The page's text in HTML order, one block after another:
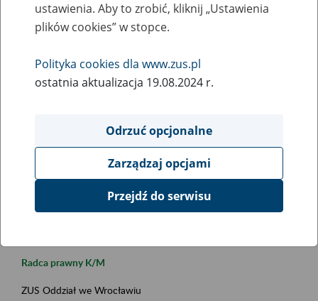
Data publikacji od
FILTRUJ
Radca prawny K/M
ZUS Oddział we Wrocławiu
ustawienia. Aby to zrobić, kliknij „Ustawienia
plików cookies” w stopce.
Polityka cookies dla www.zus.pl
ostatnia aktualizacja 19.08.2024 r.
Odrzuć opcjonalne
Zarządzaj opcjami
Przejdź do serwisu